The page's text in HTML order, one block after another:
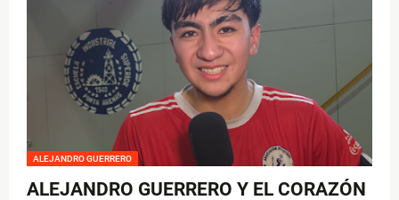
ALEJANDRO GUERRERO
ALEJANDRO GUERRERO Y EL CORAZÓN